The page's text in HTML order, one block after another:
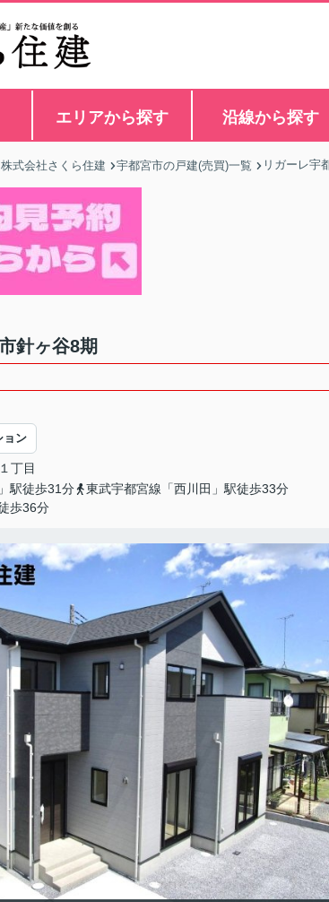
エリアから探す 沿線から探す
式会社さくら住建 宇都宮市の戸建(売買)一覧 リガーレ宇
針ヶ谷8期
ョン
１丁目
駅徒歩31分
東武宇都宮線「西川田」駅徒歩33分
歩36分